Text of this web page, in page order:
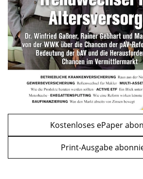
WEITERE ARTIKEL
zurückweiter
Kostenloses ePaper
Print-Ausgabe